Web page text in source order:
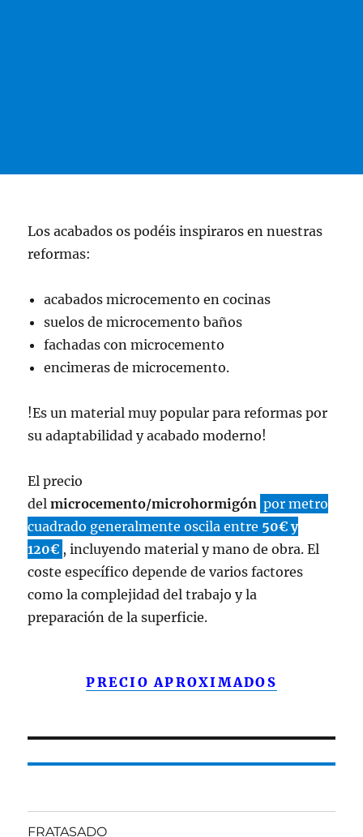
Los acabados os podéis inspiraros en nuestras
reformas:
acabados microcemento en cocinas
suelos de microcemento baños
fachadas con microcemento
encimeras de microcemento.
!Es un material muy popular para reformas por
su adaptabilidad y acabado moderno!
El precio
delmicrocemento/microhormigón por metro
cuadrado generalmente oscila entre 50€ y
120€ , incluyendo material y mano de obra. El
coste específico depende de varios factores
como la complejidad del trabajo y la
preparación de la superficie.
PRECIO APROXIMADOS
FRATASADO